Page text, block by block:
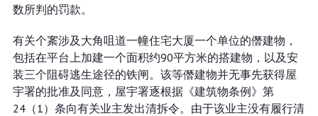
数所判的罚款。
有关个䅁涉及大角咀道一幢住宅大厦一个单位的僭建物，
包括在平台上加建一个面积约90平方米的搭建物，以及安
装三个阻碍逃生途径的铁闸。该等僭建物并无事先获得屋
宇署的批准及同意，屋宇署逐根据《建筑物条例》第
24（1）条向有关业主发出清拆令。由于该业主没有履行清